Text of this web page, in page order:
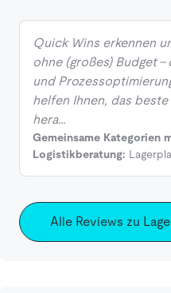
Quick Wins erkennen
ohne (großes) Budget -
und
helfen Ihnen, das
hera…
Gemeinsame Kategorien
Logistikberatung:
Alle Reviews zu